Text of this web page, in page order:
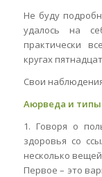
Не буду
удалось на
практически
кругах
Свои
Аюрведа и
1. Говоря о
здоровья со
несколько
Первое – это